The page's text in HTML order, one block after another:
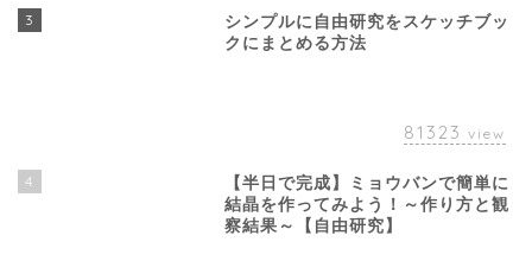
3
シンプルに自由研究をスケッチブッ
クにまとめる方法
81323 view
4
【半日で完成】ミョウバンで簡単に
結晶を作ってみよう！～作り方と観
察結果～【自由研究】